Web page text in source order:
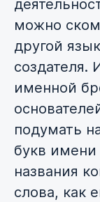
можно
другой
создателя.
именной
подумать
букв
названия
слова, как